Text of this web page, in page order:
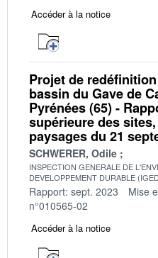
Accéder à la notice
Projet de
bassin du Gave de
Pyrénées (65) -
supérieure des
paysages du 21
SCHWERER, Odile
INSPECTION GENERALE DE
DEVELOPPEMENT DURABLE
Rapport: sept. 2023 Mise
n°010565-02
Accéder à la notice